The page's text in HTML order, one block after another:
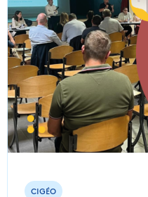
CIGÉO